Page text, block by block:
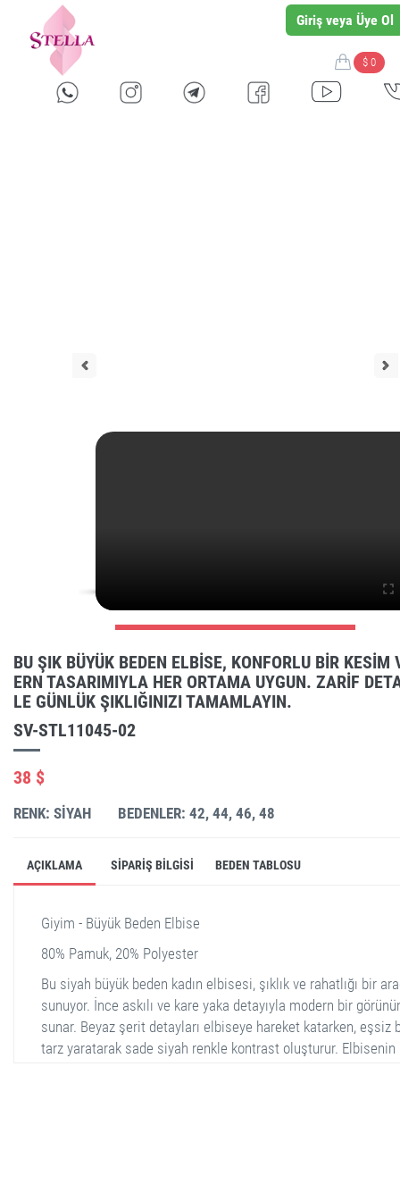
Giriş veya Üye Ol
$ 0
BU ŞIK BÜYÜK BEDEN ELBISE, KONFORLU BIR KESIM
ERN TASARIMIYLA HER ORTAMA UYGUN. ZARIF
LE GÜNLÜK ŞIKLIĞINIZI TAMAMLAYIN.
SV-STL11045-02
38 $
RENK: SIYAH BEDENLER: 42, 44, 46, 48
AÇIKLAMA SIPARIŞ BILGISI BEDEN TABLOSU
Giyim - Büyük Beden Elbise
80% Pamuk, 20% Polyester
Bu siyah büyük beden kadın elbisesi, şıklık ve rahatlığı bir
sunuyor. İnce askılı ve kare yaka detayıyla modern bir
sunar. Beyaz şerit detayları elbiseye hareket katarken, eşsiz
tarz yaratarak sade siyah renkle kontrast oluşturur. Elbisenin